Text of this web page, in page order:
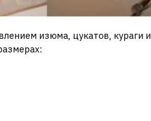
изюма, цукатов, кураги и